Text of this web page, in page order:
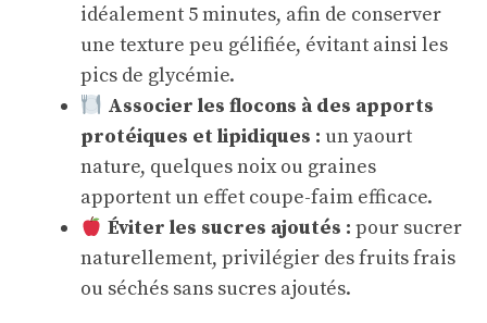
idéalement 5 minutes, afin de conserver
une texture peu gélifiée, évitant ainsi les
pics de glycémie.
Associer les flocons à des apports
protéiques et lipidiques : un yaourt
nature, quelques noix ou graines
apportent un effet coupe-faim efficace.
Éviter les sucres ajoutés : pour sucrer
naturellement, privilégier des fruits frais
ou séchés sans sucres ajoutés.